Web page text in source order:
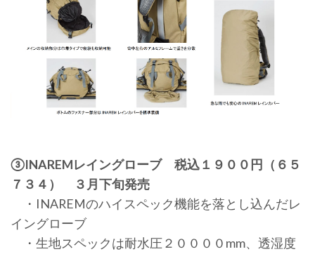
③INAREMレイングローブ 税込１９００円（６５
７３４） ３月下旬発売
・INAREMのハイスペック機能を落とし込んだレ
イングローブ
・生地スペックは耐水圧２００００mm、透湿度